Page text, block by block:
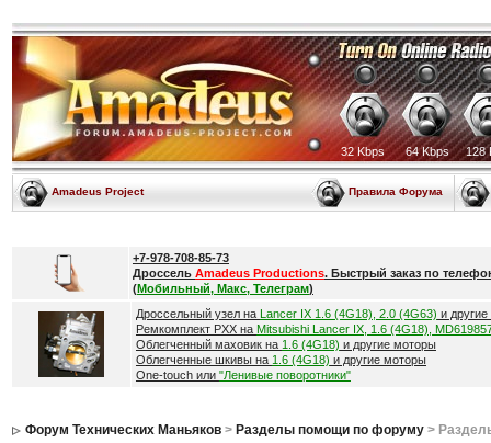
32 Kbps 64 Kbps 128
Amadeus Project Правила Форума
+7-978-708-85-73
Дроссель Amadeus Productions. Быстрый заказ по
(Мобильный, Макс, Телеграм)
Дроссельный узел на Lancer IX 1.6 (4G18), 2.0 (4G63) и
Ремкомплект РХХ на Mitsubishi Lancer IX, 1.6 (4G18),
Облегченный маховик на 1.6 (4G18) и другие моторы
Облегченные шкивы на 1.6 (4G18) и другие моторы
One-touch или "Ленивые поворотники"
Форум Технических Маньяков> Разделы помощи по форуму>